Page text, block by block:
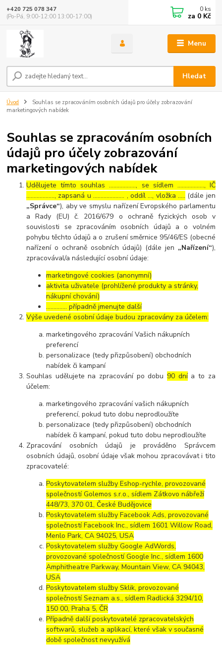
Menu
Hledat
+420 725 078 347
(Po-Pá, 9:00-12:00 13:00-17:00)
0 ks
za 0 Kč
Úvod
Souhlas se zpracováním osobních údajů pro účely zobrazování
marketingových nabídek
Souhlas se zpracováním osobních
údajů pro účely zobrazování
marketingových nabídek
Udělujete tímto souhlas ……………..., se sídlem ………………, IČ
………………., zapsaná u ………………… , oddíl …, vložka ….. (dále jen
„Správce“), aby ve smyslu nařízení Evropského parlamentu
a Rady (EU) č. 2016/679 o ochraně fyzických osob v
souvislosti se zpracováním osobních údajů a o volném
pohybu těchto údajů a o zrušení směrnice 95/46/ES (obecné
nařízení o ochraně osobních údajů) (dále jen „Nařízení“),
zpracovával/a následující osobní údaje:
marketingové cookies (anonymní)
aktivita uživatele (prohlížené produkty a stránky,
nákupní chování)
………….. případně jmenujte další
Výše uvedené osobní údaje budou zpracovány za účelem:
marketingového zpracování Vašich nákupních
preferencí
personalizace (tedy přizpůsobení) obchodních
nabídek či kampaní
Souhlas udělujete na zpracování po dobu 90 dnía to za
účelem:
marketingového zpracování vašich nákupních
preferencí, pokud tuto dobu neprodloužíte
personalizace (tedy přizpůsobení) obchodních
nabídek či kampaní, pokud tuto dobu neprodloužíte
Zpracování osobních údajů je prováděno Správcem
osobních údajů, osobní údaje však mohou zpracovávat i tito
zpracovatelé:
Poskytovatelem služby Eshop-rychle, provozované
společností Golemos s.r.o., sídlem Zátkovo nábřeží
448/73, 370 01, České Budějovice
Poskytovatelem služby Facebook Ads, provozované
společností Facebook Inc., sídlem 1601 Willow Road,
Menlo Park, CA 94025, USA
Poskytovatelem služby Google AdWords,
provozované společností Google Inc., sídlem 1600
Amphitheatre Parkway, Mountain View, CA 94043,
USA
Poskytovatelem služby Sklik, provozované
společností Seznam a.s., sídlem Radlická 3294/10,
150 00, Praha 5, ČR
Případně další poskytovatelé zpracovatelských
softwarů, služeb a aplikací, které však v současné
době společnost nevyužívá